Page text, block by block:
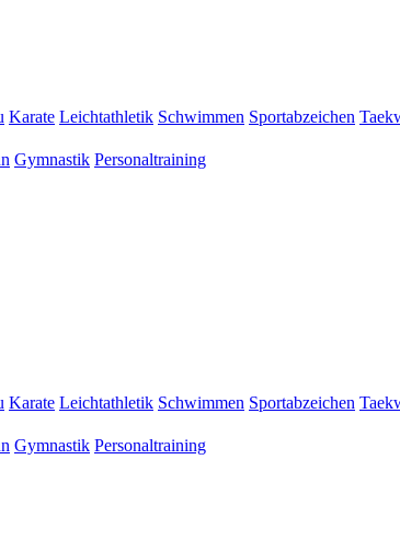
Karate Leichtathletik Schwimmen Sportabzeichen
Gymnastik Personaltraining
Karate Leichtathletik Schwimmen Sportabzeichen
Gymnastik Personaltraining